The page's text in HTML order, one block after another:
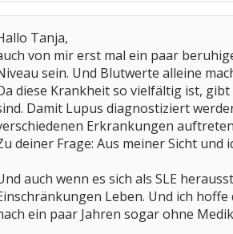
Tanja,
von mir erst mal ein paar
sein. Und Blutwerte alleine
diese Krankheit so vielfältig ist,
Damit Lupus diagnostiziert
Erkrankungen
deiner Frage: Aus meiner Sicht
auch wenn es sich als SLE
Leben. Und ich hoffe
ein paar Jahren sogar ohne